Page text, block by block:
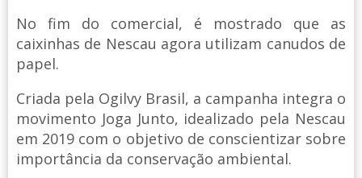
No fim do comercial, é mostrado que as
caixinhas de Nescau agora utilizam canudos de
papel.
Criada pela Ogilvy Brasil, a campanha integra o
movimento Joga Junto, idealizado pela Nescau
em 2019 com o objetivo de conscientizar sobre
importância da conservação ambiental.